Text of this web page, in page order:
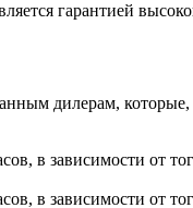
гарантией
дилерам,
в зависимости от
в зависимости от